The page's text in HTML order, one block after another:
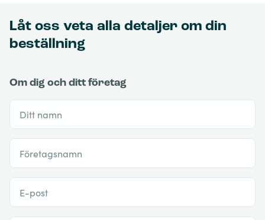
Låt oss veta alla detaljer om din
beställning
Om dig och ditt företag
Ditt namn
Företagsnamn
E-post